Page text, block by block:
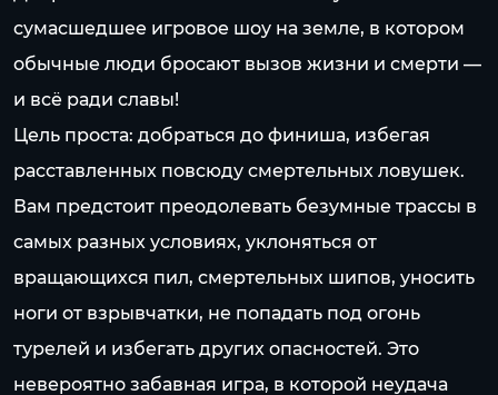
сумасшедшее игровое шоу на земле, в котором
обычные люди бросают вызов жизни и смерти —
и всё ради славы!
Цель проста: добраться до финиша, избегая
расставленных повсюду смертельных ловушек.
Вам предстоит преодолевать безумные трассы в
самых разных условиях, уклоняться от
вращающихся пил, смертельных шипов, уносить
ноги от взрывчатки, не попадать под огонь
турелей и избегать других опасностей. Это
невероятно забавная игра, в которой неудача